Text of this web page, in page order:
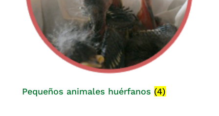
Pequeños animales huérfanos (4)